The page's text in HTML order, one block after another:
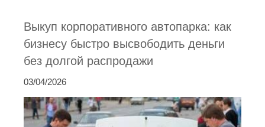
Выкуп корпоративного автопарка: как
бизнесу быстро высвободить деньги
без долгой распродажи
03/04/2026